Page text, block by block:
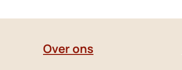
Over ons